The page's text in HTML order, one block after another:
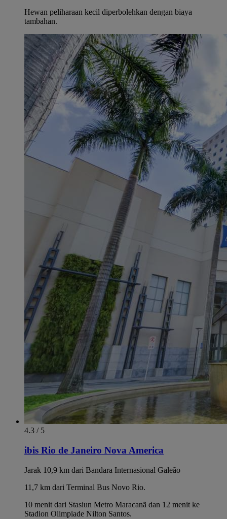
Hewan peliharaan kecil diperbolehkan dengan biaya
tambahan.
4.3 / 5
ibis Rio de Janeiro Nova America
Jarak 10,9 km dari Bandara Internasional Galeão
11,7 km dari Terminal Bus Novo Rio.
10 menit dari Stasiun Metro Maracanã dan 12 menit ke
Stadion Olimpiade Nilton Santos.